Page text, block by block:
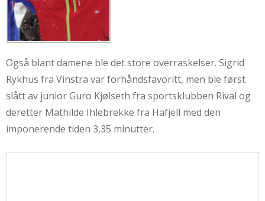
Også blant damene ble det store overraskelser. Sigrid
Rykhus fra Vinstra var forhåndsfavoritt, men ble først
slått av junior Guro Kjølseth fra sportsklubben Rival og
deretter Mathilde Ihlebrekke fra Hafjell med den
imponerende tiden 3,35 minutter.